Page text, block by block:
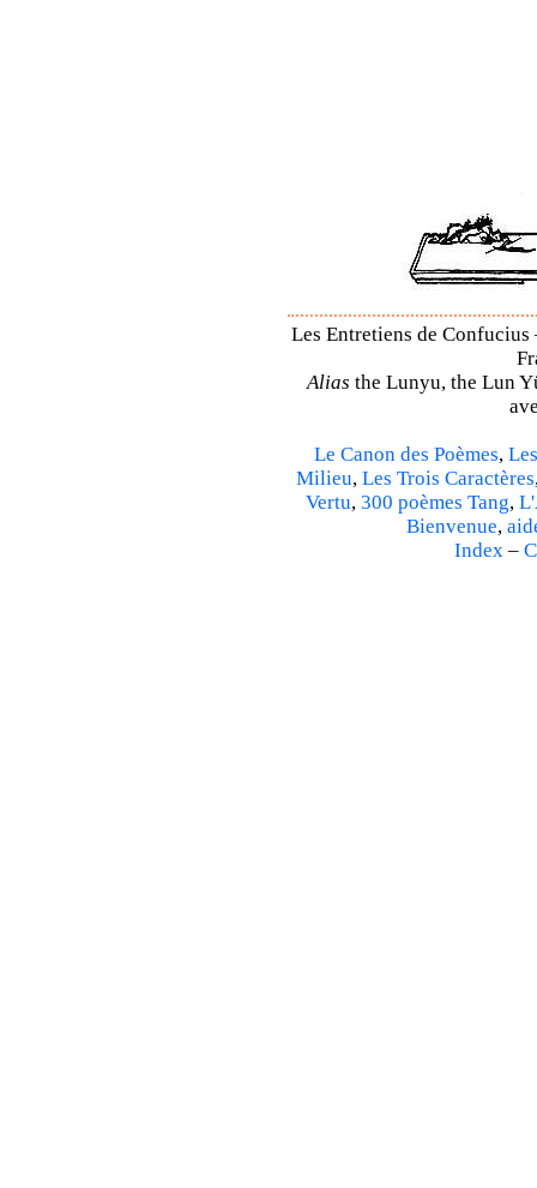
Les Entretiens de
Alias the Lunyu, the Lun
Le Canon des Poèmes,
Milieu, Les Trois Caractères
Vertu, 300 poèmes Tang,
Bienvenue,
Index –